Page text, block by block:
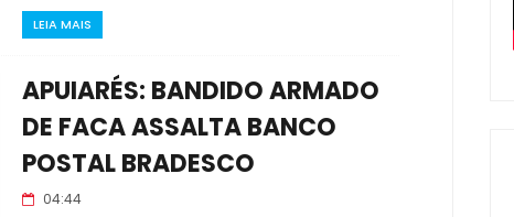
LEIA MAIS
APUIARÉS: BANDIDO ARMADO
DE FACA ASSALTA BANCO
POSTAL BRADESCO
04:44